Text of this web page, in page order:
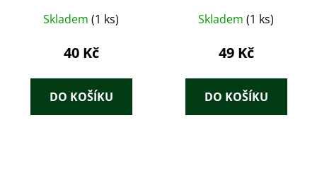
Skladem (1 ks)
40 Kč
DO KOŠÍKU
Skladem (1 ks)
49 Kč
DO KOŠÍKU